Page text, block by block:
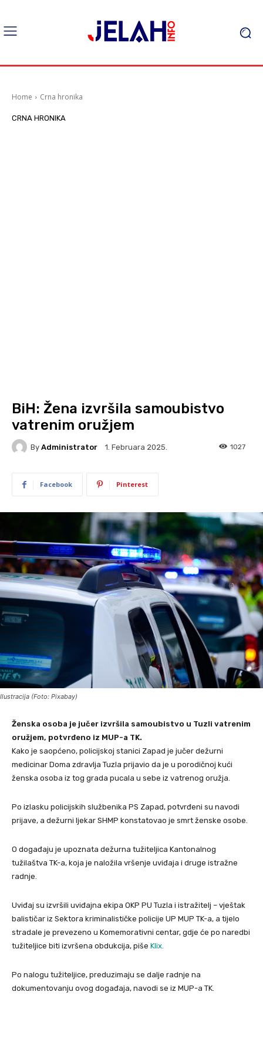
Home Crna hronika
CRNA HRONIKA
BiH: Žena izvršila samoubistvo
vatrenim oružjem
By Administrator 1. Februara 2025. 1027
Facebook Pinterest
Ilustracija (Foto: Pixabay)
Ženska osoba je jučer izvršila samoubistvo u Tuzli vatrenim
oružjem, potvrđeno iz MUP-a TK.
Kako je saopćeno, policijskoj stanici Zapad je jučer dežurni
medicinar Doma zdravlja Tuzla prijavio da je u porodičnoj kući
ženska osoba iz tog grada pucala u sebe iz vatrenog oružja.
Po izlasku policijskih službenika PS Zapad, potvrđeni su navodi
prijave, a dežurni ljekar SHMP konstatovao je smrt ženske osobe.
O događaju je upoznata dežurna tužiteljica Kantonalnog
tužilaštva TK-a, koja je naložila vršenje uviđaja i druge istražne
radnje.
Uviđaj su izvršili uviđajna ekipa OKP PU Tuzla i istražitelj – vještak
balističar iz Sektora kriminalističke policije UP MUP TK-a, a tijelo
stradale je prevezeno u Komemorativni centar, gdje će po naredbi
tužiteljice biti izvršena obdukcija, piše Klix.
Po nalogu tužiteljice, preduzimaju se dalje radnje na
dokumentovanju ovog događaja, navodi se iz MUP-a TK.